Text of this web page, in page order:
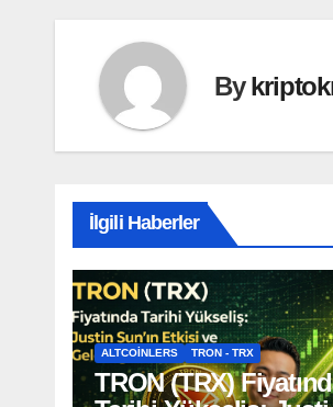
By
İlgili Haberler
ALTCOINLERS TRON - TRX
TRON (TRX)